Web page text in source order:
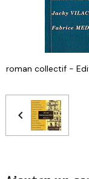
roman collectif -